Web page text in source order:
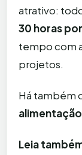
atrativo:
30 horas
tempo com
projetos.
Há também
Leia